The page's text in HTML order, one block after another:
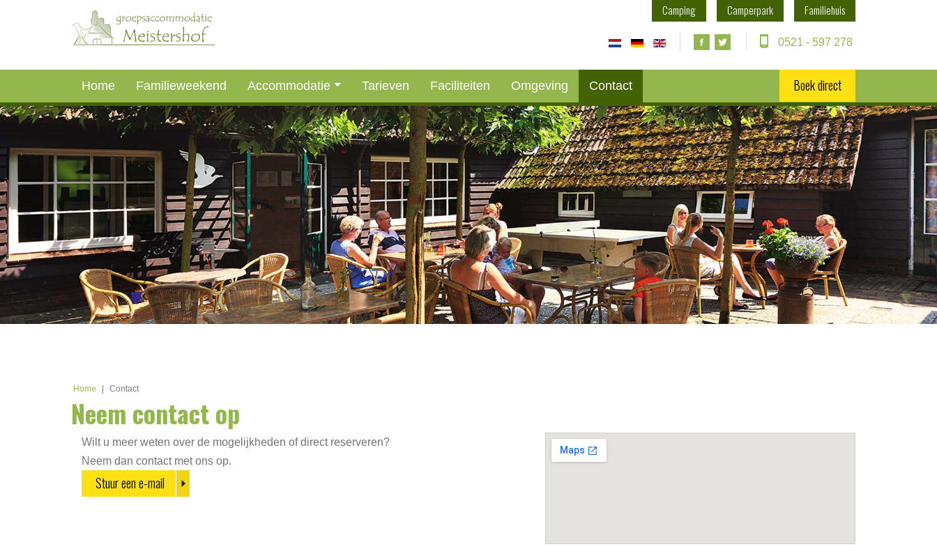
Camping Camperpark Familiehuis
0521 - 597 278
Home Familieweekend Accommodatie Tarieven Faciliteiten Omgeving Contact Boek direct
Home Contact
Neem contact op
Wilt u meer weten over de mogelijkheden of direct reserveren?
Neem dan contact met ons op.
Stuur een e-mail